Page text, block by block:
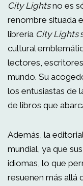
City Lightsno es
renombre situada
librería City Lights
cultural
lectores,
mundo. Su
los entusiastas de
de libros que
Además, la
mundial, ya que
idiomas, lo que
resuenen más allá